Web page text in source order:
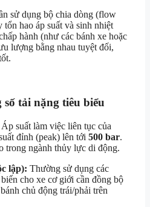
sử dụng bộ chia dòng (flow
hao áp suất và sinh nhiệt
hành (như các bánh xe hoặc
lượng bằng nhau tuyệt đối,
số tải nặng tiêu biểu
Áp suất làm việc liên tục của
đỉnh (peak) lên tới 500 bar.
trong ngành thủy lực di động.
lập): Thường sử dụng các
cho xe cơ giới cần đồng bộ
chủ động trái/phải trên